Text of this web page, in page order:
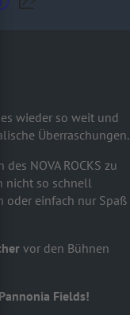
es wieder so weit und
Überraschungen.
NOVA ROCKS zu
nicht so schnell
oder einfach nur Spaß
vor den Bühnen
Fields!